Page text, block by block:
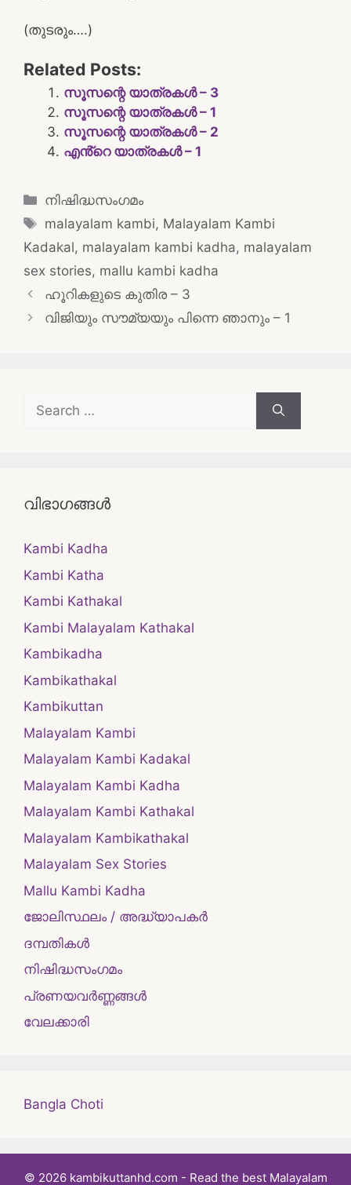
(തുടരും….)
Related Posts:
സൂസന്റെ യാത്രകൾ – 3
സൂസന്റെ യാത്രകൾ – 1
സൂസന്റെ യാത്രകൾ – 2
എൻ്റെ യാത്രകൾ – 1
Categories
നിഷിദ്ധസംഗമം
Tags
malayalam kambi, Malayalam Kambi
Kadakal, malayalam kambi kadha, malayalam
sex stories, mallu kambi kadha
Post
navigation
ഹൂറികളുടെ കുതിര – 3
വിജിയും സൗമ്യയും പിന്നെ ഞാനും – 1
Search
for:
വിഭാഗങ്ങൾ
Kambi Kadha
Kambi Katha
Kambi Kathakal
Kambi Malayalam Kathakal
Kambikadha
Kambikathakal
Kambikuttan
Malayalam Kambi
Malayalam Kambi Kadakal
Malayalam Kambi Kadha
Malayalam Kambi Kathakal
Malayalam Kambikathakal
Malayalam Sex Stories
Mallu Kambi Kadha
ജോലിസ്ഥലം / അദ്ധ്യാപകർ
ദമ്പതികള്‍
നിഷിദ്ധസംഗമം
പ്രണയവർണ്ണങ്ങൾ
വേലക്കാരി
Bangla Choti
© 2026 kambikuttanhd.com - Read the best Malayalam